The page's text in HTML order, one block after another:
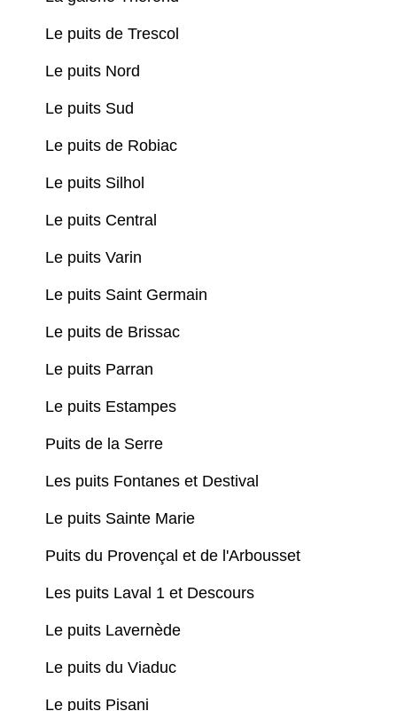
Le puits de Trescol
Le puits Nord
Le puits Sud
Le puits de Robiac
Le puits Silhol
Le puits Central
Le puits Varin
Le puits Saint Germain
Le puits de Brissac
Le puits Parran
Le puits Estampes
Puits de la Serre
Les puits Fontanes et Destival
Le puits Sainte Marie
Puits du Provençal et de l'Arbousset
Les puits Laval 1 et Descours
Le puits Lavernède
Le puits du Viaduc
Le puits Pisani